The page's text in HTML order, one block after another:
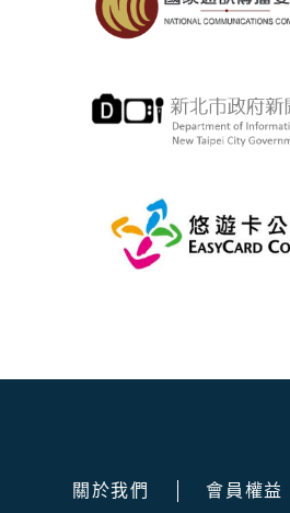
關於我們 會員權益